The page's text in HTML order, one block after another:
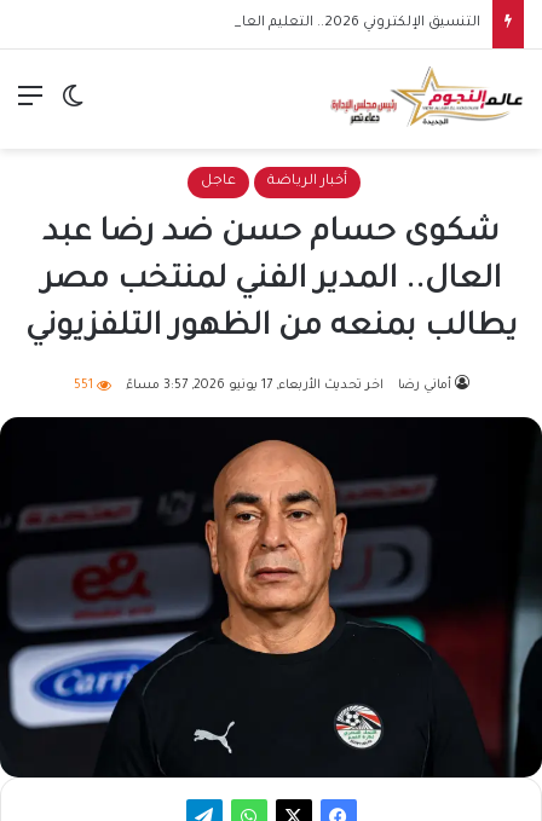
الوضع
أخبار الرياضة عاجل
شكوى حسام حسن ضد رضا عبد
العال.. المدير الفني لمنتخب مصر
يطالب بمنعه من الظهور التلفزيوني
أماني رضا اخر تحديث الأربعاء, 17 يونيو 2026, 3:57 مساءً 551